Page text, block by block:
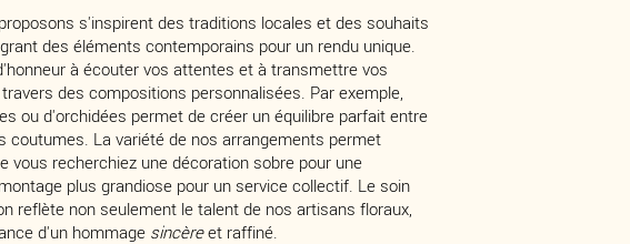
s'inspirent des traditions locales et des souhaits
des éléments contemporains pour un rendu unique.
à écouter vos attentes et à transmettre vos
des compositions personnalisées. Par exemple,
ou d'orchidées permet de créer un équilibre parfait entre
coutumes. La variété de nos arrangements permet
vous recherchiez une décoration sobre pour une
plus grandiose pour un service collectif. Le soin
reflète non seulement le talent de nos artisans floraux,
d'un hommage sincèreet raffiné.